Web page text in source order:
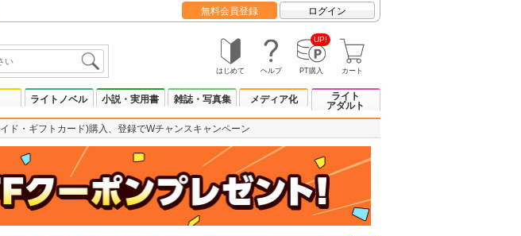
無料会員登録 ログイン
はじめて ヘルプ
UP!
PT購入 カート
ライトノベル 小説・実用書 雑誌・写真集 メディア化
ライト
アダルト
ド・ギフトカード)購入、登録でWチャンスキャンペーン